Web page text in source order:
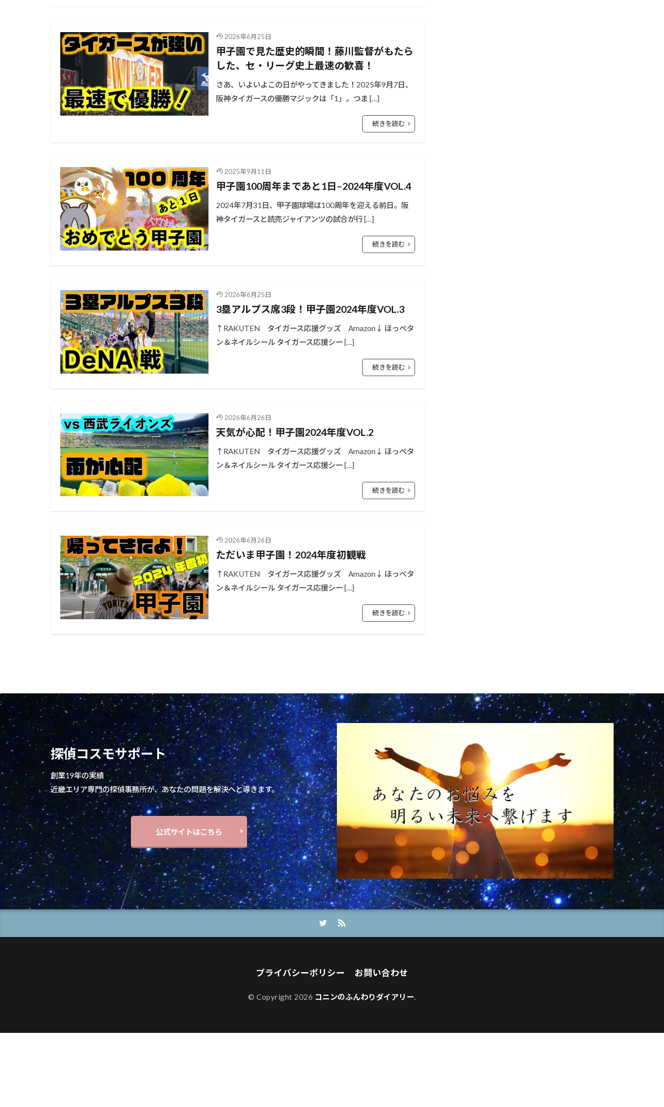
2026年6月25日
甲子園で見た歴史的瞬間！藤川監督がもたら
した、セ・リーグ史上最速の歓喜！
さあ、いよいよこの日がやってきました！2025年9月7日、
阪神タイガースの優勝マジックは「1」。つま […]
続きを読む
2025年9月11日
甲子園100周年まであと1日–2024年度VOL.4
2024年7月31日、甲子園球場は100周年を迎える前日。阪
神タイガースと読売ジャイアンツの試合が行 […]
続きを読む
2026年6月25日
3塁アルプス席3段！甲子園2024年度VOL.3
↑RAKUTEN タイガース応援グッズ Amazon↓ ほっぺタ
ン＆ネイルシール タイガース応援シー […]
続きを読む
2026年6月26日
天気が心配！甲子園2024年度VOL.2
↑RAKUTEN タイガース応援グッズ Amazon↓ ほっぺタ
ン＆ネイルシール タイガース応援シー […]
続きを読む
2026年6月26日
ただいま甲子園！2024年度初観戦
↑RAKUTEN タイガース応援グッズ Amazon↓ ほっぺタ
ン＆ネイルシール タイガース応援シー […]
続きを読む
探偵コスモサポート
創業19年の実績
近畿エリア専門の探偵事務所が、あなたの問題を解決へと導きます。
公式サイトはこちら
プライバシーポリシー お問い合わせ
© Copyright 2026 コニンのふんわりダイアリー.